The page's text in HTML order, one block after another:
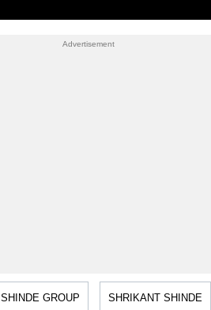
SHINDE GROUP SHRIKANT SHINDE